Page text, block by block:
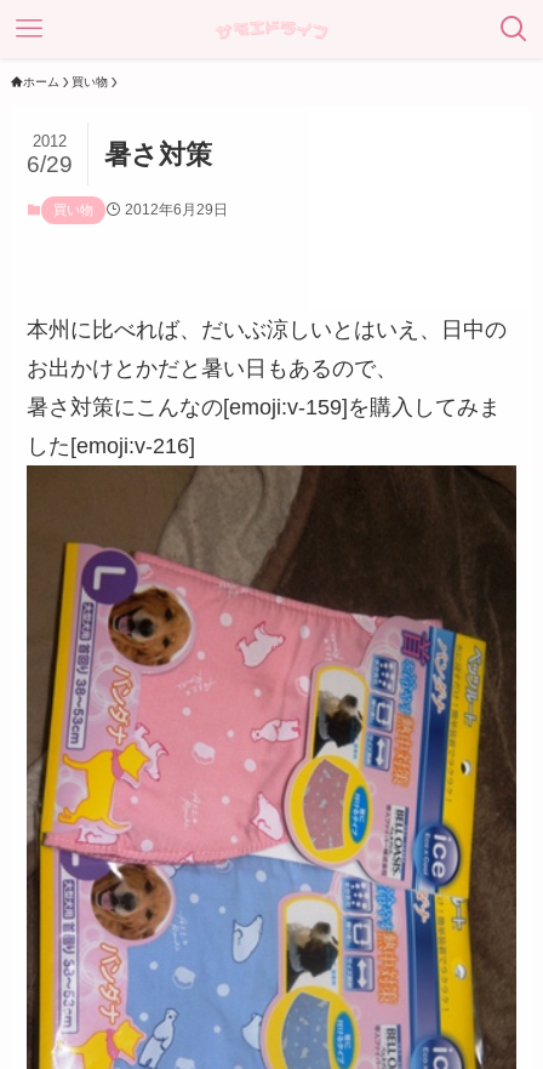
ホーム 買い物
暑さ対策
2012
6/29
買い物 2012年6月29日
本州に比べれば、だいぶ涼しいとはいえ、日中の
お出かけとかだと暑い日もあるので、
暑さ対策にこんなの[emoji:v-159]を購入してみま
した[emoji:v-216]